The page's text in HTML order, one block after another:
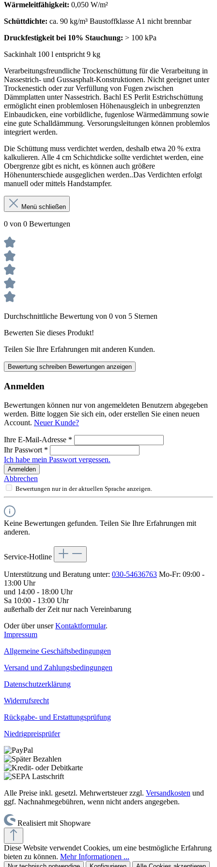
Wärmeleitfähigkeit: 0,050 W/m²
Schüttdichte: ca. 90 kg/m³ Baustoffklasse A1 nicht brennbar
Druckfestigkeit bei 10% Stauchung: > 100 kPa
Sackinhalt 100 l entspricht 9 kg
Verarbeitungsfreundliche Trockenschüttung für die Verarbeitung in
Nassestrich- und Gussasphalt-Konstruktionen. Nicht geeignet unter
Trockenestich oder zur Verfüllung von Fugen zwischen
Dämmplatten unter Nassestrich. Bachl ES Perlit Estrichschüttung
ermöglicht einen problemlosen Höhenausgleich in unbegrenzten
Einbaudicken, eine vorbildliche, fugenlose Wärmedämmung sowie
eine gute Schalldämmung. Versorungsleitungen können problemlos
integriert werden.
Die Schüttung muss verdichtet werden, deshalb etwa 20 % extra
kalkulieren. Alle 4 cm Schichtdicke sollte verdichtet werden, eine
Obergrenze gibt es nicht, es können auch größere
Höhenunterschiede ausgeglichen werden..Das Verdichten erfolgt
manuell oder mittels Handstampfer.
Menü schließen
0 von 0 Bewertungen
Durchschnittliche Bewertung von 0 von 5 Sternen
Bewerten Sie dieses Produkt!
Teilen Sie Ihre Erfahrungen mit anderen Kunden.
Bewertung schreiben Bewertungen anzeigen
Anmelden
Bewertungen können nur von angemeldeten Benutzern abgegeben
werden. Bitte loggen Sie sich ein, oder erstellen Sie einen neuen
Account. Neuer Kunde?
Ihre E-Mail-Adresse *
Ihr Passwort *
Ich habe mein Passwort vergessen.
Anmelden
Abbrechen
Bewertungen nur in der aktuellen Sprache anzeigen.
Keine Bewertungen gefunden. Teilen Sie Ihre Erfahrungen mit
anderen.
Service-Hotline
Unterstützung und Beratung unter: 030-54636763 Mo-Fr: 09:00 -
13:00 Uhr
und 14:00 - 18:00 Uhr
Sa 10:00 - 13:00 Uhr
außerhalb der Zeit nur nach Vereinbarung
Oder über unserKontaktformular.
Impressum
Allgemeine Geschäftsbedingungen
Versand und Zahlungsbedingungen
Datenschutzerklärung
Widerrufsrecht
Rückgabe- und Erstattungsprüfung
Niedrigpreisprüfer
Alle Preise inkl. gesetzl. Mehrwertsteuer zzgl. Versandkosten und
ggf. Nachnahmegebühren, wenn nicht anders angegeben.
Realisiert mit Shopware
Diese Website verwendet Cookies, um eine bestmögliche Erfahrung
bieten zu können. Mehr Informationen ...